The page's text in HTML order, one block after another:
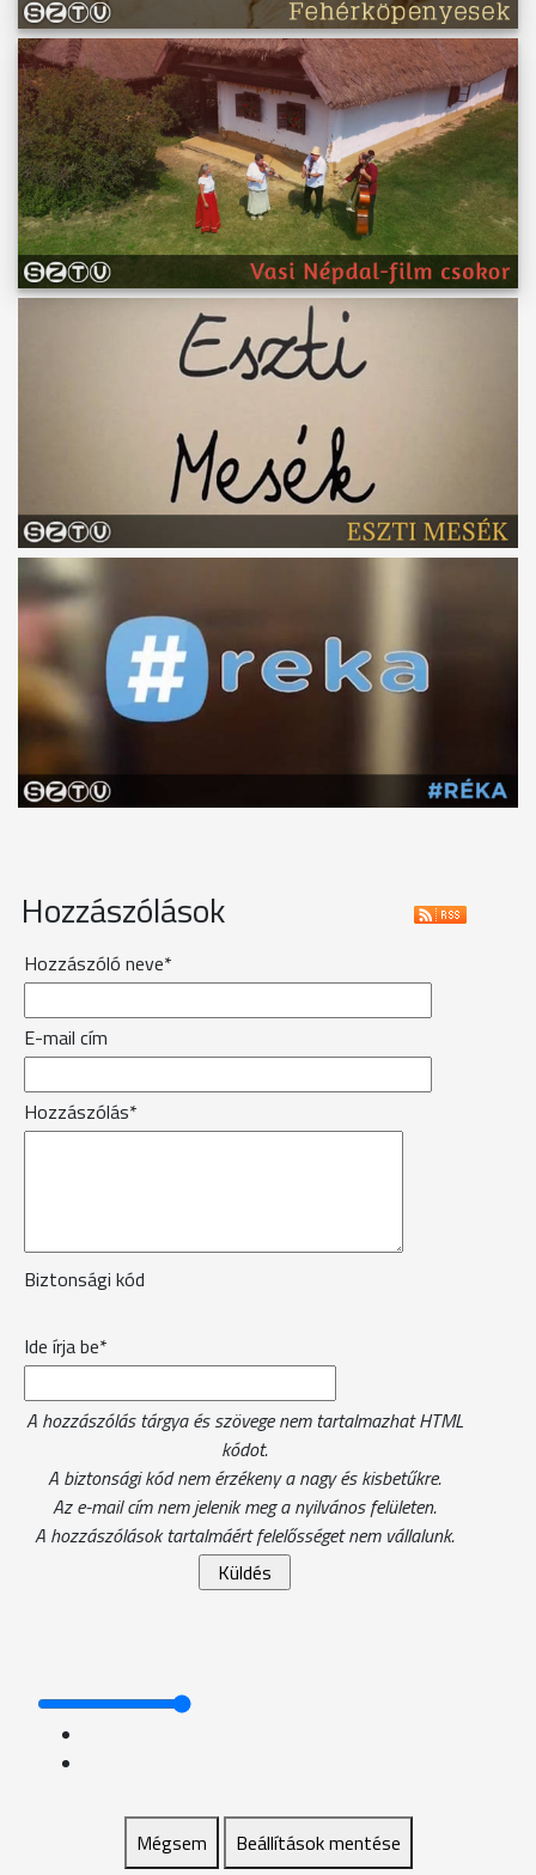
Hozzászólások
Hozzászóló neve*
E-mail cím
Hozzászólás*
Biztonsági kód
Ide írja be*
A hozzászólás tárgya és szövege nem tartalmazhat HTML
kódot.
A biztonsági kód nem érzékeny a nagy és kisbetűkre.
Az e-mail cím nem jelenik meg a nyilvános felületen.
A hozzászólások tartalmáért felelősséget nem vállalunk.
Mégsem Beállítások mentése